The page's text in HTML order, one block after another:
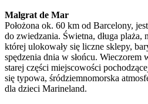
Malgrat de Mar
Położona ok. 60 km od Barcelony,
do zwiedzania. Świetna, długa plaża,
której ulokowały się liczne sklepy,
spędzenia dnia w słońcu. Wieczorem
starej części miejscowości
się typowa, śródziemnomorska
dla dzieci Marineland.